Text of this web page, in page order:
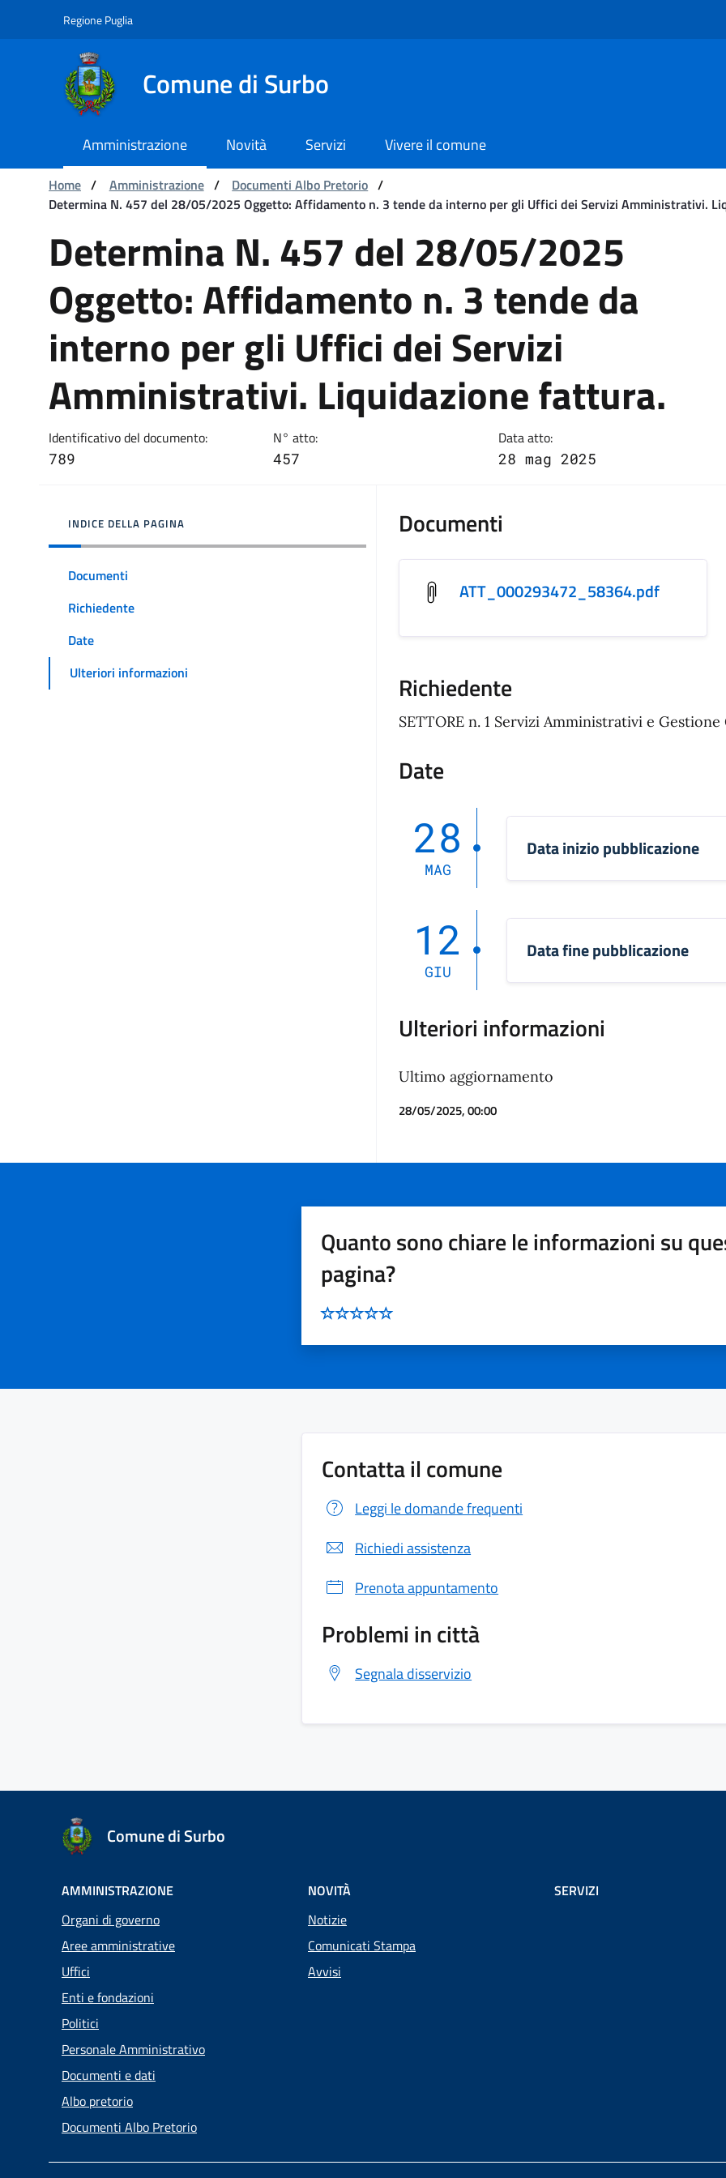
Navigazione
Salta al contenuto
Regione Puglia
Comune di Surbo
Amministrazione Novità Servizi
Vivere il comune
Ti trovi in:
Home / Amministrazione / Documenti Albo Pretorio /
Determina N. 457 del 28/05/2025 Oggetto: Affidamento n. 3 tende da interno per gli Uffici dei Servizi Amministrativi.
Determina N. 457 del 28/05/2025 Oggetto:
Determina N. 457 del 28/05/2025
Oggetto: Affidamento n. 3 tende da
interno per gli Uffici dei Servizi
Amministrativi. Liquidazione fattura.
Identificativo del documento:
789
N° atto:
457
Data atto:
28 mag 2025
INDICE DELLA PAGINA
Documenti
Richiedente
Date
Ulteriori informazioni
Documenti
ATT_000293472_58364.pdf
Richiedente
SETTORE n. 1 Servizi Amministrativi e
Date
28
MAG
Data inizio pubblicazione
12
GIU
Data fine pubblicazione
Ulteriori informazioni
Ultimo aggiornamento
28/05/2025, 00:00
Quanto sono chiare le informazioni su
pagina?
Contatta il comune
Leggi le domande frequenti
Richiedi assistenza
Prenota appuntamento
Problemi in città
Segnala disservizio
Comune di Surbo
AMMINISTRAZIONE
Organi di governo
Aree amministrative
Uffici
Enti e fondazioni
Politici
Personale Amministrativo
Documenti e dati
Albo pretorio
Documenti Albo Pretorio
NOVITÀ
Notizie
Comunicati Stampa
Avvisi
SERVIZI